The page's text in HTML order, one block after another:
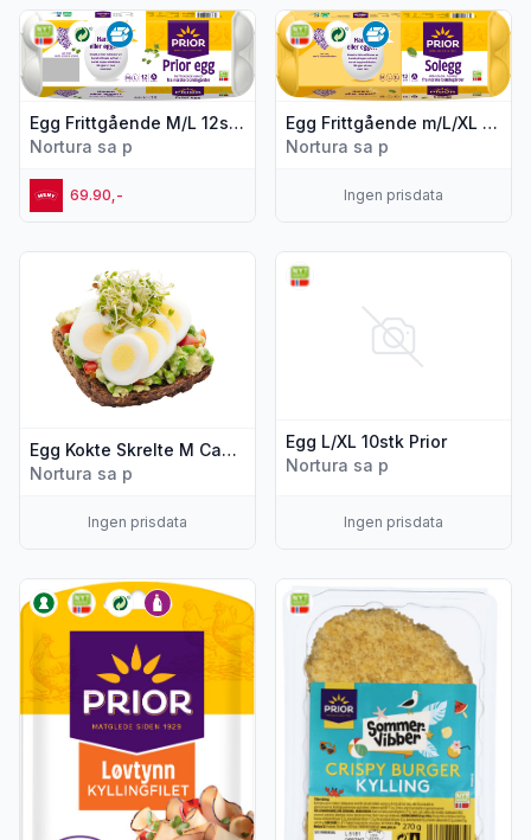
Egg Frittgående M/L 12stk Prior
Nortura sa p
69.90,-
Vis flere detaljer for produktet "Egg Frittgående M/L 12stk
Egg Frittgående m/L/XL Solegg 12stk Prior
Nortura sa p
Ingen prisdata
Vis flere detaljer for
Egg Kokte Skrelte M Ca70stk 3,7kg
Nortura sa p
Ingen prisdata
Vis flere detaljer for produktet "Egg Kokte Skrelte M
Egg L/XL 10stk Prior
Nortura sa p
Ingen prisdata
Vis flere detaljer for
Vis flere detaljer for produktet "Kyllingfilet Grillet Løvtynn
Vis flere detaljer for